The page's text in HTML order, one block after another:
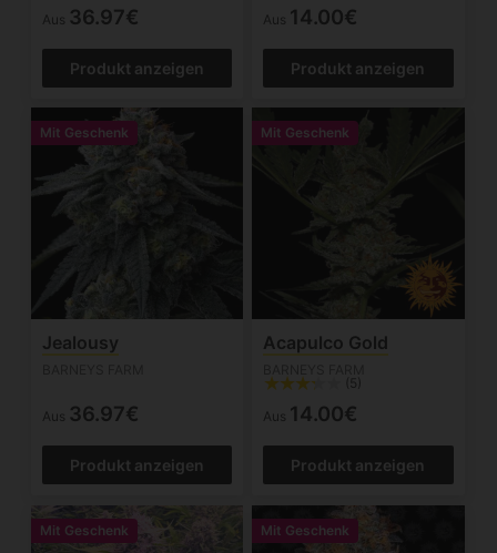
Aus 36.97€
Produkt anzeigen
Aus 14.00€
Produkt anzeigen
Mit Geschenk
Jealousy
Aus 36.97€
Produkt anzeigen
Mit Geschenk
Acapulco Gold
(5)
Aus 14.00€
Produkt anzeigen
Mit Geschenk Mit Geschenk